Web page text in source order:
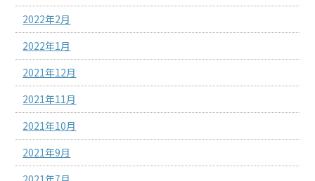
2022年2月
2022年1月
2021年12月
2021年11月
2021年10月
2021年9月